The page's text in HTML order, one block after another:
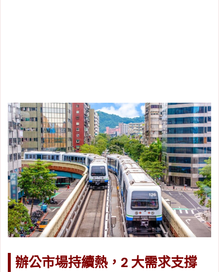
辦公市場持續熱，2 大需求支撐